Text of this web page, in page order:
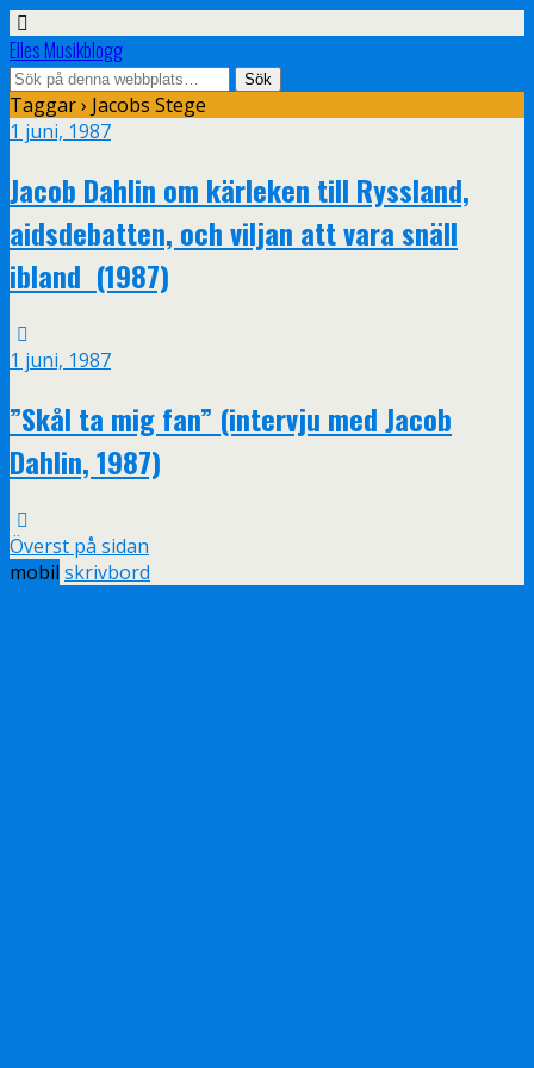
Elles Musikblogg
Taggar › Jacobs Stege
1 juni, 1987
Jacob Dahlin om kärleken till Ryssland,
aidsdebatten, och viljan att vara snäll
ibland (1987)
1 juni, 1987
”Skål ta mig fan” (intervju med Jacob
Dahlin, 1987)
Överst på sidan
mobil skrivbord